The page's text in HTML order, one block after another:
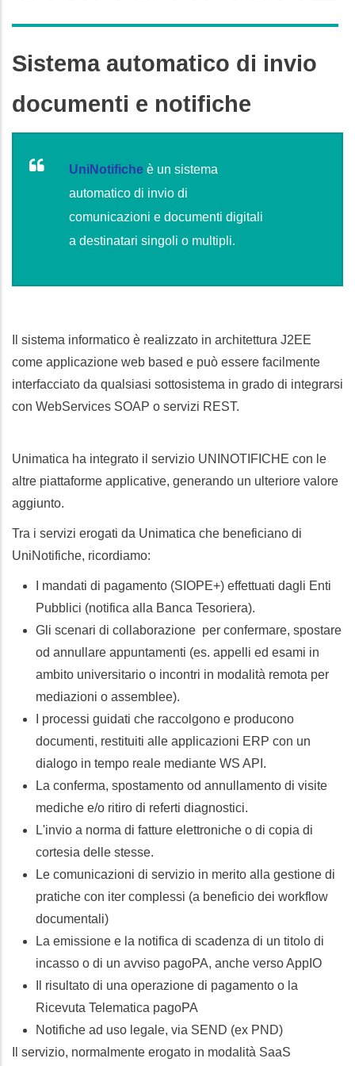
Sistema automatico di invio
documenti e notifiche
UniNotifiche è un sistema
automatico di invio di
comunicazioni e documenti digitali
a destinatari singoli o multipli.
Il sistema informatico è realizzato in architettura J2EE
come applicazione web based e può essere facilmente
interfacciato da qualsiasi sottosistema in grado di integrarsi
con WebServices SOAP o servizi REST.
Unimatica ha integrato il servizio UNINOTIFICHE con le
altre piattaforme applicative, generando un ulteriore valore
aggiunto.
Tra i servizi erogati da Unimatica che beneficiano di
UniNotifiche, ricordiamo:
I mandati di pagamento (SIOPE+) effettuati dagli Enti
Pubblici (notifica alla Banca Tesoriera).
Gli scenari di collaborazione per confermare, spostare
od annullare appuntamenti (es. appelli ed esami in
ambito universitario o incontri in modalità remota per
mediazioni o assemblee).
I processi guidati che raccolgono e producono
documenti, restituiti alle applicazioni ERP con un
dialogo in tempo reale mediante WS API.
La conferma, spostamento od annullamento di visite
mediche e/o ritiro di referti diagnostici.
L'invio a norma di fatture elettroniche o di copia di
cortesia delle stesse.
Le comunicazioni di servizio in merito alla gestione di
pratiche con iter complessi (a beneficio dei workflow
documentali)
La emissione e la notifica di scadenza di un titolo di
incasso o di un avviso pagoPA, anche verso AppIO
Il risultato di una operazione di pagamento o la
Ricevuta Telematica pagoPA
Notifiche ad uso legale, via SEND (ex PND)
Il servizio, normalmente erogato in modalità SaaS